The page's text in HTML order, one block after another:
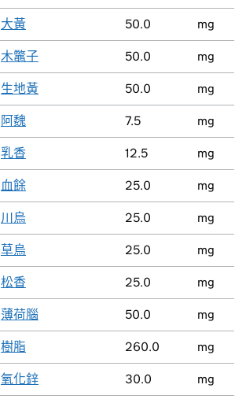
大黃 50.0 mg
木鼈子 50.0 mg
生地黃 50.0 mg
阿魏 7.5 mg
乳香 12.5 mg
血餘 25.0 mg
川烏 25.0 mg
草烏 25.0 mg
松香 25.0 mg
薄荷腦 50.0 mg
樹脂 260.0 mg
氧化鋅 30.0 mg